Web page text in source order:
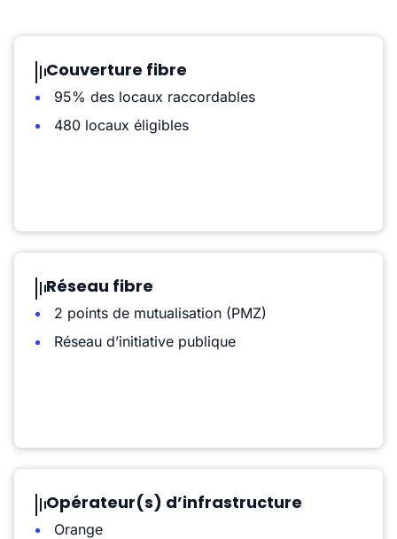
Couverture fibre
95% des locaux raccordables
480 locaux éligibles
Réseau fibre
2 points de mutualisation (PMZ)
Réseau d’initiative publique
Opérateur(s) d’infrastructure
Orange